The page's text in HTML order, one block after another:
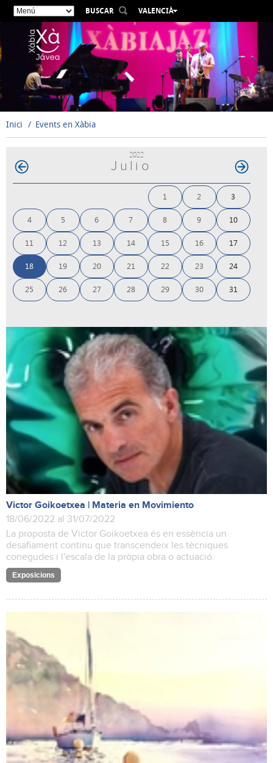
BUSCAR
VALENCIÀ
ESPAÑOL
ENGLISH
DEUTSCH
РУССКИЙ
Inici Events en Xàbia
2022
Julio
1 2 3
4 5 6 7 8 9 10
11 12 13 14 15 16 17
18 19 20 21 22 23 24
25 26 27 28 29 30 31
Victor Goikoetxea | Materia en Movimiento
18/06/2022 al 31/07/2022
La proposta de Victor Goikoetxea és en essència un
desafiament continu que transcendeix les tècniques
conegudes i l'escala de la pròpia obra o actuació.
Exposicions